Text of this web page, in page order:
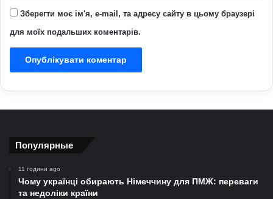
Зберегти моє ім'я, e-mail, та адресу сайту в цьому браузері
для моїх подальших коментарів.
Популярные
11 години ago
Чому українці обирають Німеччину для ПМЖ: переваги
та недоліки країни